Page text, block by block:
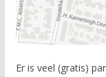
Er is veel (gratis)